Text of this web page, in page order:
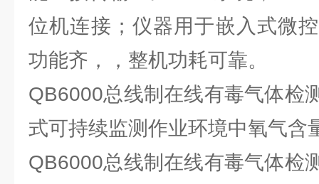
位机连接；仪器用于嵌入式微
功能齐，，整机功耗可靠。
QB6000总线制在线有毒气体检
式可持续监测作业环境中氧气含
QB6000总线制在线有毒气体检